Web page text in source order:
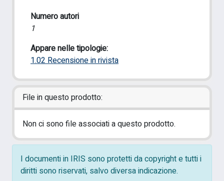
Numero autori
1
Appare nelle tipologie:
1.02 Recensione in rivista
File in questo prodotto:
Non ci sono file associati a questo prodotto.
I documenti in IRIS sono protetti da copyright e tutti i
diritti sono riservati, salvo diversa indicazione.